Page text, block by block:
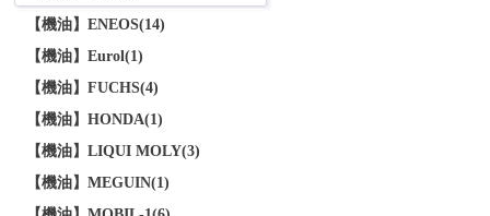
【機油】ENEOS(14)
【機油】Eurol(1)
【機油】FUCHS(4)
【機油】HONDA(1)
【機油】LIQUI MOLY(3)
【機油】MEGUIN(1)